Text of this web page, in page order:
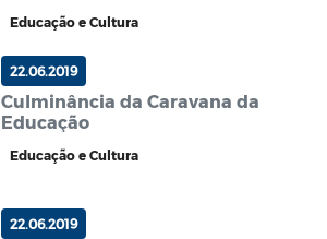
Educação e Cultura
22.06.2019
Culminância da Caravana da
Educação
Educação e Cultura
22.06.2019